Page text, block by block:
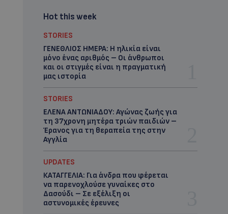
Hot this week
STORIES
ΓΕΝΕΘΛΙΟΣ ΗΜΕΡΑ: Η ηλικία είναι
μόνο ένας αριθμός – Οι άνθρωποι
και οι στιγμές είναι η πραγματική
μας ιστορία
STORIES
ΕΛΕΝΑ ΑΝΤΩΝΙΑΔΟΥ: Αγώνας ζωής για
τη 37χρονη μητέρα τριών παιδιών –
Έρανος για τη θεραπεία της στην
Αγγλία
UPDATES
ΚΑΤΑΓΓΕΛΙΑ: Για άνδρα που φέρεται
να παρενοχλούσε γυναίκες στο
Δασούδι – Σε εξέλιξη οι
αστυνομικές έρευνες